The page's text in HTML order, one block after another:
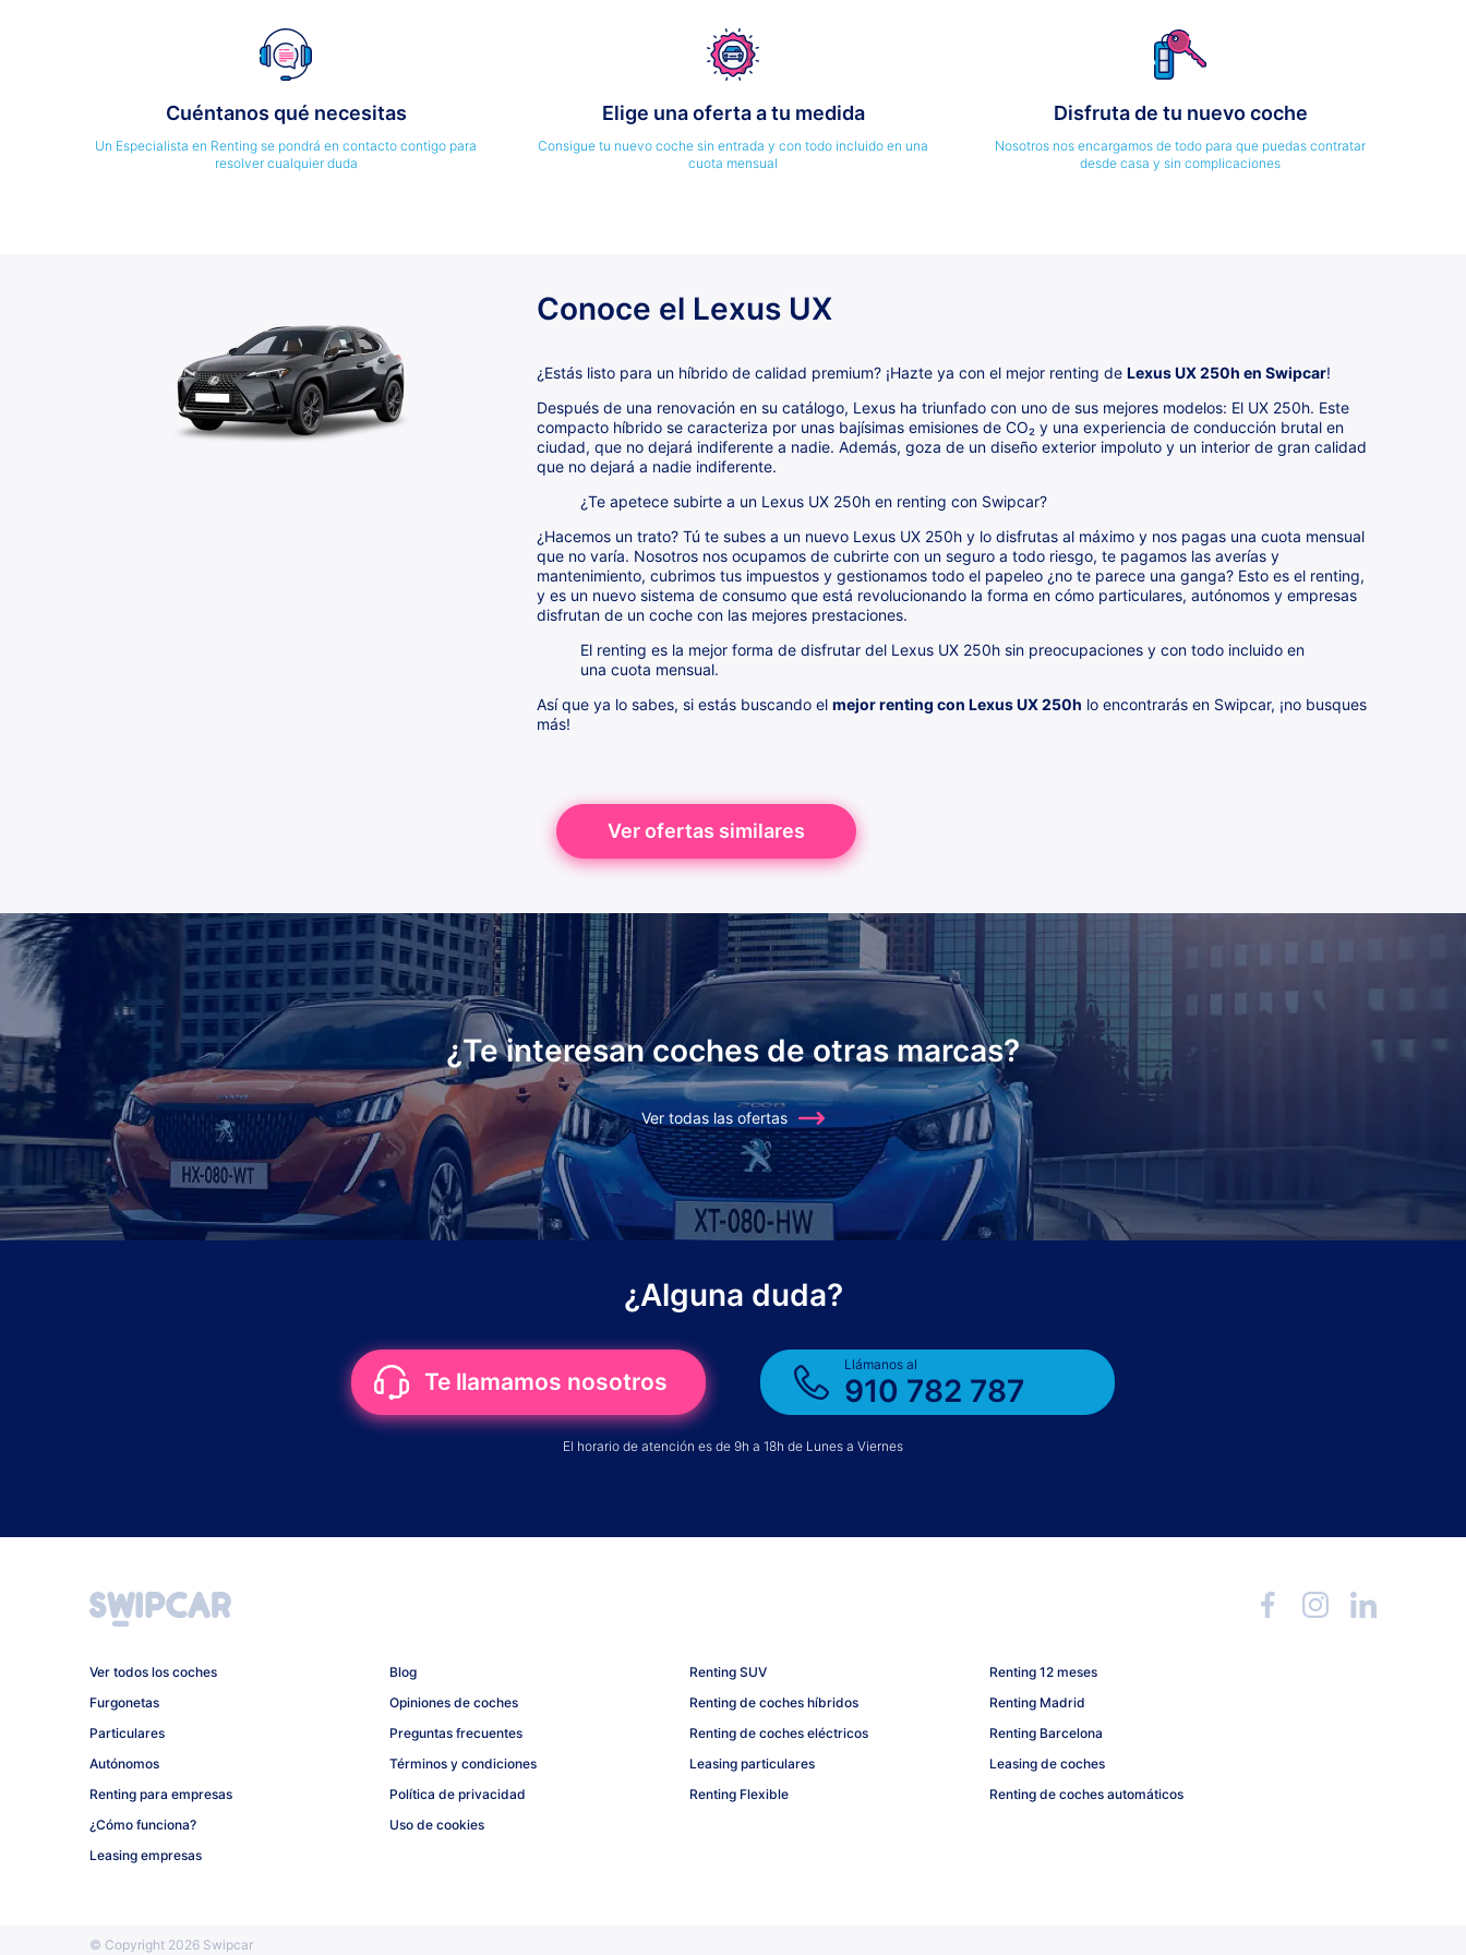
Cuéntanos qué necesitas
Un Especialista en Renting se pondrá en contacto contigo para
resolver cualquier duda
Elige una oferta a tu medida
Consigue tu nuevo coche sin entrada y con todo incluido en una
cuota mensual
Disfruta de tu nuevo coche
Nosotros nos encargamos de todo para que puedas contratar
desde casa y sin complicaciones
Conoce el Lexus UX
¿Estás listo para un híbrido de calidad premium? ¡Hazte ya con el mejor renting de Lexus UX 250h en Swipcar!
Después de una renovación en su catálogo, Lexus ha triunfado con uno de sus mejores modelos: El UX 250h. Este
compacto híbrido se caracteriza por unas bajísimas emisiones de CO₂ y una experiencia de conducción brutal en
ciudad, que no dejará indiferente a nadie. Además, goza de un diseño exterior impoluto y un interior de gran calidad
que no dejará a nadie indiferente.
¿Te apetece subirte a un Lexus UX 250h en renting con Swipcar?
¿Hacemos un trato? Tú te subes a un nuevo Lexus UX 250h y lo disfrutas al máximo y nos pagas una cuota mensual
que no varía. Nosotros nos ocupamos de cubrirte con un seguro a todo riesgo, te pagamos las averías y
mantenimiento, cubrimos tus impuestos y gestionamos todo el papeleo ¿no te parece una ganga? Esto es el renting,
y es un nuevo sistema de consumo que está revolucionando la forma en cómo particulares, autónomos y empresas
disfrutan de un coche con las mejores prestaciones.
El renting es la mejor forma de disfrutar del Lexus UX 250h sin preocupaciones y con todo incluido en
una cuota mensual.
Así que ya lo sabes, si estás buscando el mejor renting con Lexus UX 250h lo encontrarás en Swipcar, ¡no busques
más!
Ver ofertas similares
¿Te interesan coches de otras marcas?
Ver todas las ofertas
¿Alguna duda?
Te llamamos nosotros
Llámanos al
910 782 787
El horario de atención es de 9h a 18h de Lunes a Viernes
Ver todos los coches
Furgonetas
Particulares
Autónomos
Renting para empresas
¿Cómo funciona?
Blog
Opiniones de coches
Preguntas frecuentes
Términos y condiciones
Política de privacidad
Uso de cookies
Renting SUV
Renting de coches híbridos
Renting de coches eléctricos
Leasing particulares
Renting Flexible
Renting 12 meses
Renting Madrid
Renting Barcelona
Leasing de coches
Renting de coches automáticos
Leasing empresas
© Copyright 2026 Swipcar